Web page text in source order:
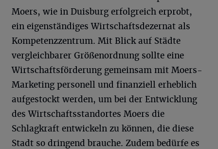
Moers, wie in Duisburg erfolgreich erprobt,
ein eigenständiges Wirtschaftsdezernat als
Kompetenzzentrum. Mit Blick auf Städte
vergleichbarer Größenordnung sollte eine
Wirtschaftsförderung gemeinsam mit Moers-
Marketing personell und finanziell erheblich
aufgestockt werden, um bei der Entwicklung
des Wirtschaftsstandortes Moers die
Schlagkraft entwickeln zu können, die diese
Stadt so dringend brauche. Zudem bedürfe es